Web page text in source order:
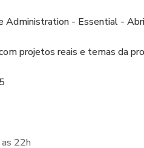
Administration - Essential -
projetos reais e temas da
22h